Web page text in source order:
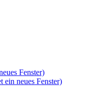
Fenster)
neues Fenster)